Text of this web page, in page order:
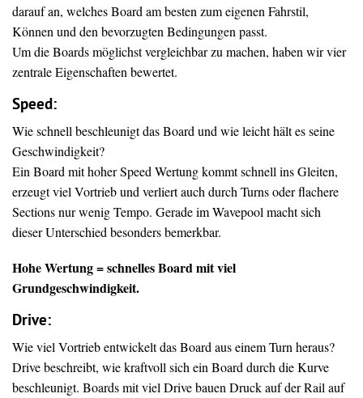
darauf an, welches Board am besten zum eigenen Fahrstil,
Können und den bevorzugten Bedingungen passt.
Um die Boards möglichst vergleichbar zu machen, haben wir vier
zentrale Eigenschaften bewertet.
Speed:
Wie schnell beschleunigt das Board und wie leicht hält es seine
Geschwindigkeit?
Ein Board mit hoher Speed Wertung kommt schnell ins Gleiten,
erzeugt viel Vortrieb und verliert auch durch Turns oder flachere
Sections nur wenig Tempo. Gerade im Wavepool macht sich
dieser Unterschied besonders bemerkbar.
Hohe Wertung = schnelles Board mit viel
Grundgeschwindigkeit.
Drive:
Wie viel Vortrieb entwickelt das Board aus einem Turn heraus?
Drive beschreibt, wie kraftvoll sich ein Board durch die Kurve
beschleunigt. Boards mit viel Drive bauen Druck auf der Rail auf